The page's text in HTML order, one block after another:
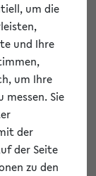
eKVV
um die
und Ihre
um Ihre
Sie
der
der Seite
zu den